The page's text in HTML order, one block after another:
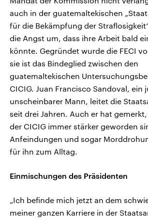
auch in der guatemaltekischen
für die Bekämpfung der
die Angst um, dass ihre Arbeit bald
könnte. Gegründet wurde die FECI
sie ist das Bindeglied zwischen den
guatemaltekischen
CICIG. Juan Francisco Sandoval, ein
unscheinbarer Mann, leitet die
seit drei Jahren. Auch er hat
der CICIG immer stärker geworden
Anfeindungen und sogar
für ihn zum Alltag.
Einmischungen des Präsidenten
„Ich befinde mich jetzt an dem
meiner ganzen Karriere in der